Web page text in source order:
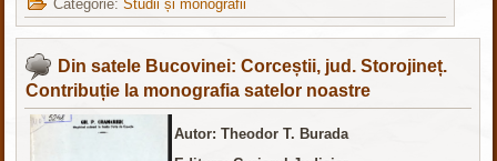
Categorie:Studii și monografii
Din satele Bucovinei: Corceștii, jud. Storojineț.
Contribuție la monografia satelor noastre
Autor: Theodor T. Burada